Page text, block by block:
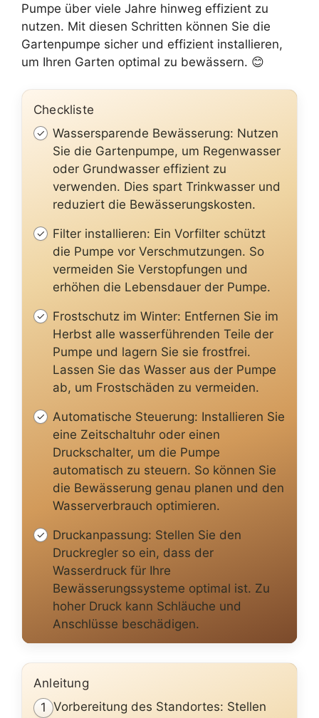
Pumpe über viele Jahre hinweg effizient zu
nutzen. Mit diesen Schritten können Sie die
Gartenpumpe sicher und effizient installieren,
um Ihren Garten optimal zu bewässern. 😊
Checkliste
Wassersparende Bewässerung: Nutzen
Sie die Gartenpumpe, um Regenwasser
oder Grundwasser effizient zu
verwenden. Dies spart Trinkwasser und
reduziert die Bewässerungskosten.
Filter installieren: Ein Vorfilter schützt
die Pumpe vor Verschmutzungen. So
vermeiden Sie Verstopfungen und
erhöhen die Lebensdauer der Pumpe.
Frostschutz im Winter: Entfernen Sie im
Herbst alle wasserführenden Teile der
Pumpe und lagern Sie sie frostfrei.
Lassen Sie das Wasser aus der Pumpe
ab, um Frostschäden zu vermeiden.
Automatische Steuerung: Installieren Sie
eine Zeitschaltuhr oder einen
Druckschalter, um die Pumpe
automatisch zu steuern. So können Sie
die Bewässerung genau planen und den
Wasserverbrauch optimieren.
Druckanpassung: Stellen Sie den
Druckregler so ein, dass der
Wasserdruck für Ihre
Bewässerungssysteme optimal ist. Zu
hoher Druck kann Schläuche und
Anschlüsse beschädigen.
Anleitung
1 Vorbereitung des Standortes: Stellen